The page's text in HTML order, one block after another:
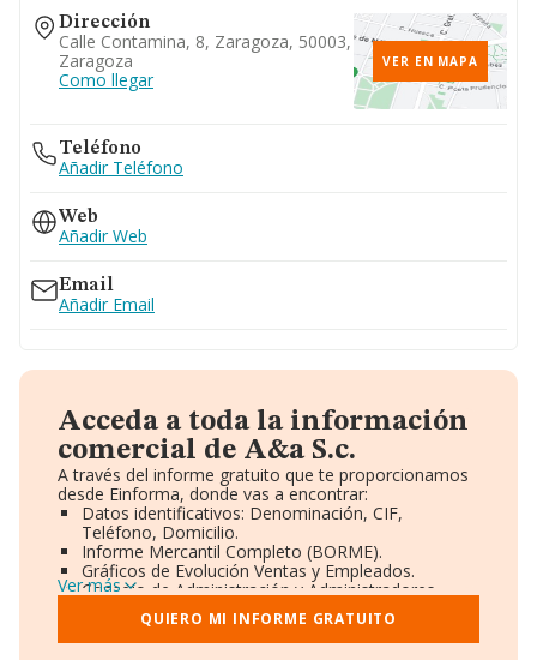
Dirección
Calle Contamina, 8, Zaragoza, 50003,
Zaragoza
Como llegar
VER EN MAPA
Teléfono
Añadir Teléfono
Web
Añadir Web
Email
Añadir Email
Acceda a toda la información
comercial de A&a S.c.
A través del informe gratuito que te proporcionamos
desde Einforma, donde vas a encontrar:
Datos identificativos: Denominación, CIF,
Teléfono, Domicilio.
Informe Mercantil Completo (BORME).
Gráficos de Evolución Ventas y Empleados.
Consejo de Administración y Administradores.
Directivos y Ejecutivos.
Accionistas.
Participaciones y Vinculaciones en otras empresas.
Ver más
QUIERO MI INFORME GRATUITO